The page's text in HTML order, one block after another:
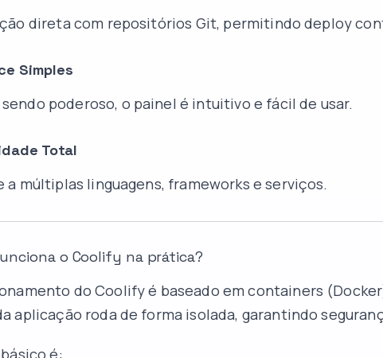
direta com repositórios Git, permitindo deploy
Simples
sendo poderoso, o painel é intuitivo e fácil de usar.
Total
a múltiplas linguagens, frameworks e serviços.
o Coolify na prática?
do Coolify é baseado em containers
aplicação roda de forma isolada, garantindo
é: